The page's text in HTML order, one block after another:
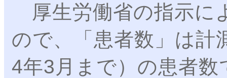
厚生労働省の指示に
ので、「患者数」は計
4年3月まで）の患者